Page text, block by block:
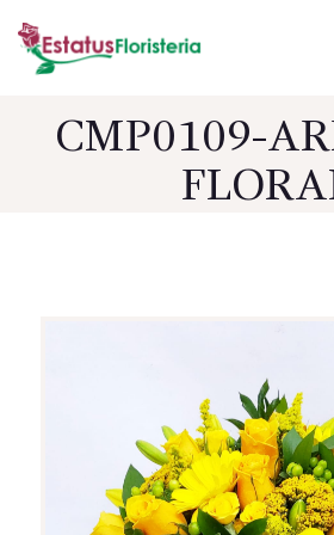
CMP0109-
INICIO
PRODUCTOS